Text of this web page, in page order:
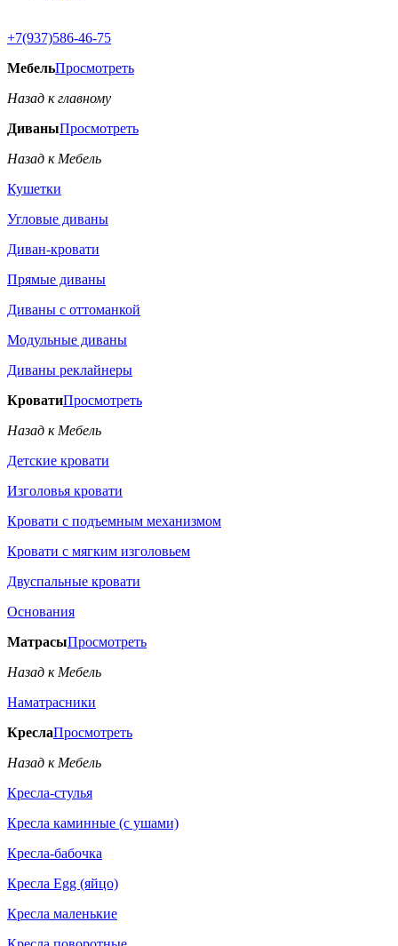
+7(937)586-46-75
МебельПросмотреть
Назад к главному
ДиваныПросмотреть
Назад к Мебель
Кушетки
Угловые диваны
Диван-кровати
Прямые диваны
Диваны с оттоманкой
Модульные диваны
Диваны реклайнеры
КроватиПросмотреть
Назад к Мебель
Детские кровати
Изголовья кровати
Кровати с подъемным механизмом
Кровати с мягким изголовьем
Двуспальные кровати
Основания
МатрасыПросмотреть
Назад к Мебель
Наматрасники
КреслаПросмотреть
Назад к Мебель
Кресла-стулья
Кресла каминные (с ушами)
Кресла-бабочка
Кресла Egg (яйцо)
Кресла маленькие